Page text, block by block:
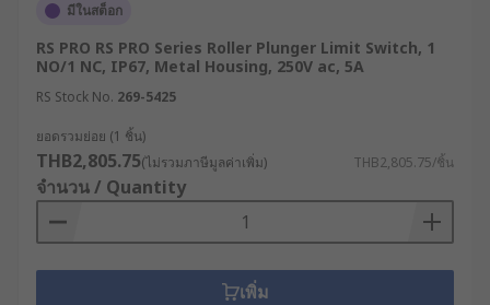
มีในสต็อก
RS PRO RS PRO Series Roller Plunger Limit Switch, 1
NO/1 NC, IP67, Metal Housing, 250V ac, 5A
RS Stock No. 269-5425
ยอดรวมย่อย (1 ชิ้น)
THB2,805.75(ไม่รวมภาษีมูลค่าเพิ่ม) THB2,805.75/ชิ้น
จำนวน / Quantity
เพิ่ม